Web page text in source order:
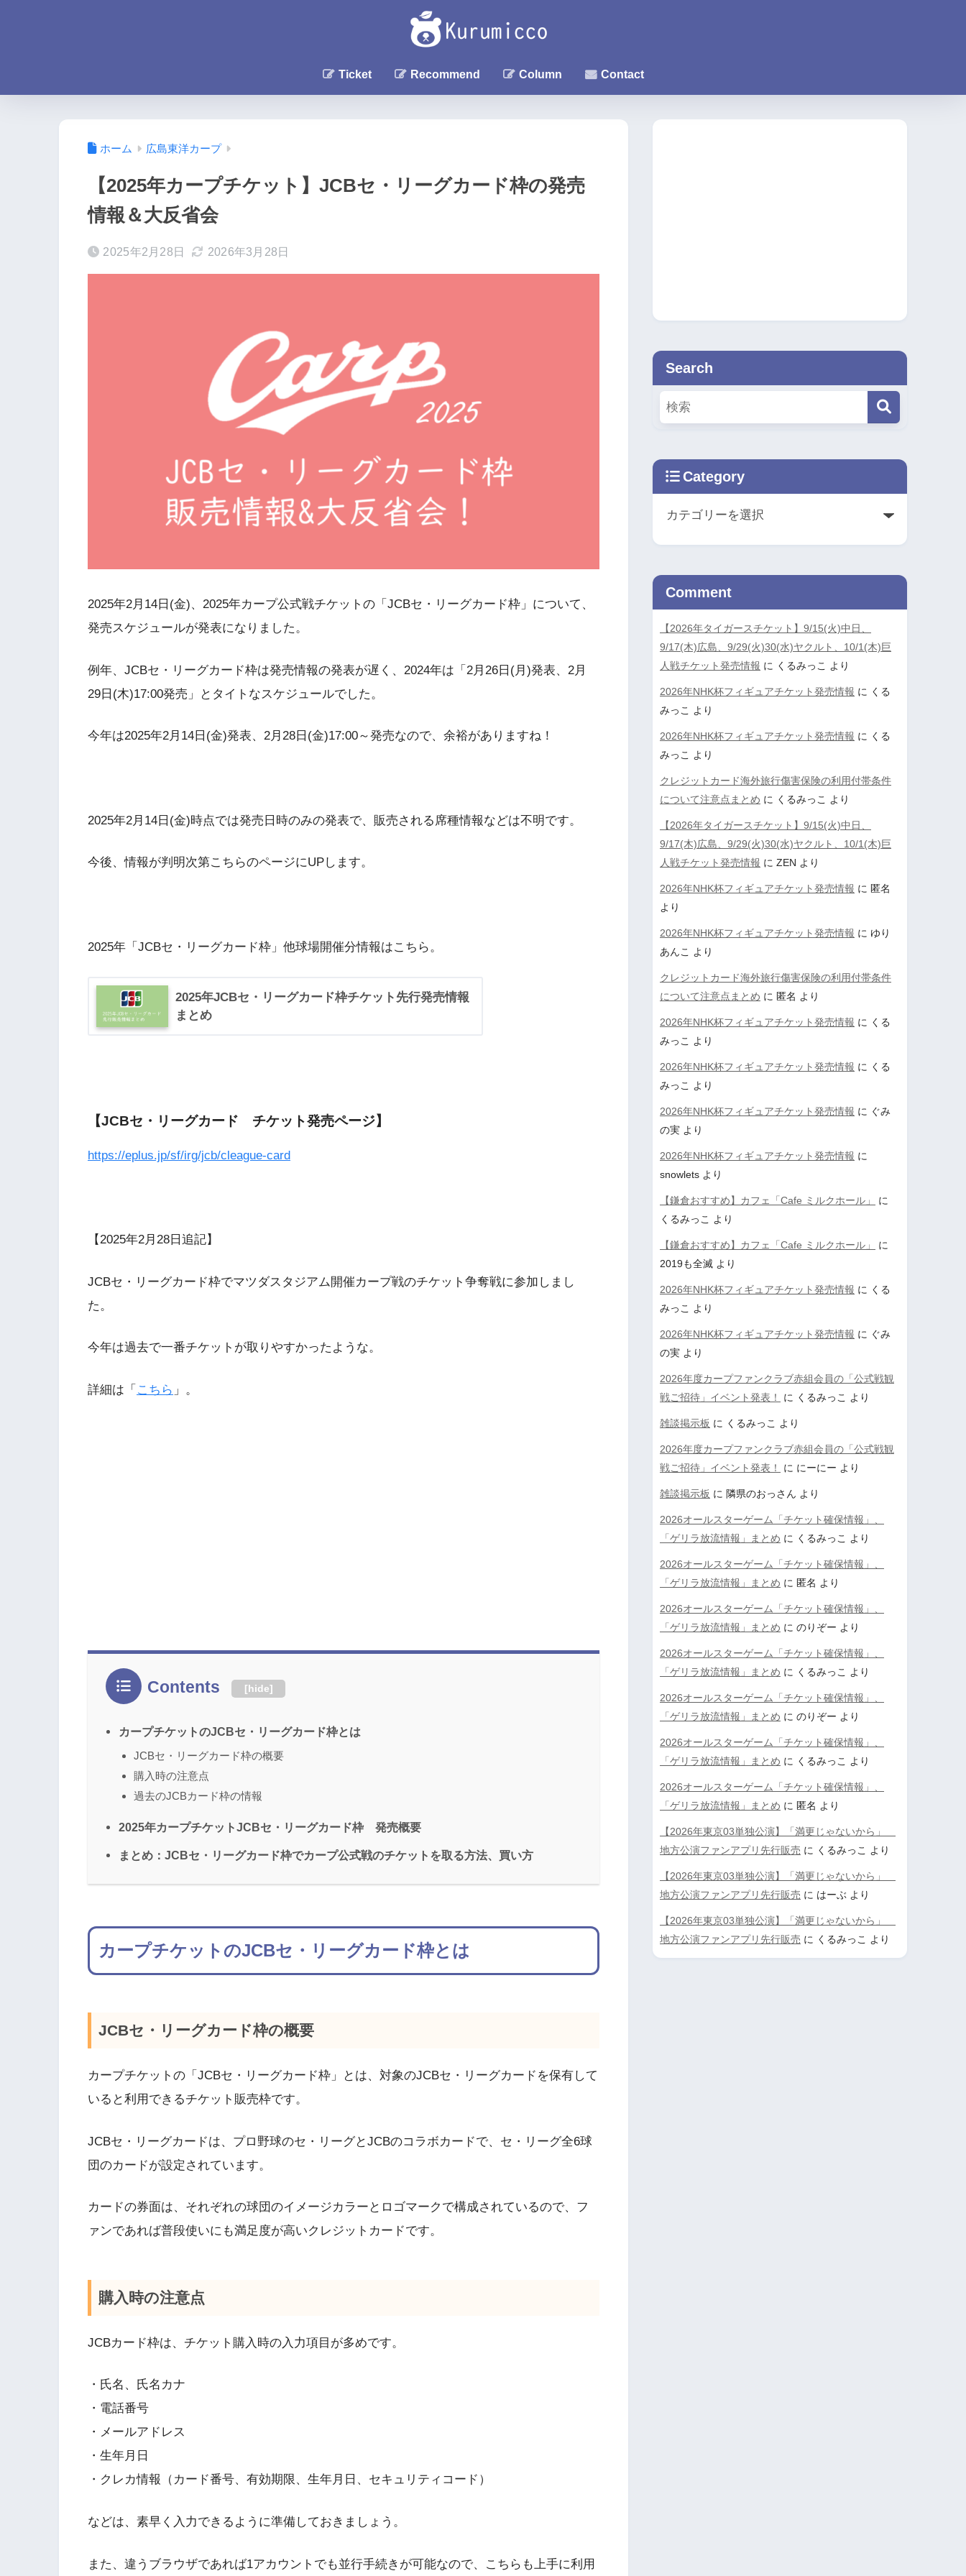
Ticket Recommend Column Contact
ホーム 広島東洋カープ
【2025年カープチケット】JCBセ・リーグカード枠の発売
情報＆大反省会
2025年2月28日 2026年3月28日
2025年2月14日(金)、2025年カープ公式戦チケットの「JCBセ・リーグカード枠」について、
発売スケジュールが発表になりました。
例年、JCBセ・リーグカード枠は発売情報の発表が遅く、2024年は「2月26日(月)発表、2月
29日(木)17:00発売」とタイトなスケジュールでした。
今年は2025年2月14日(金)発表、2月28日(金)17:00～発売なので、余裕がありますね！
2025年2月14日(金)時点では発売日時のみの発表で、販売される席種情報などは不明です。
今後、情報が判明次第こちらのページにUPします。
2025年「JCBセ・リーグカード枠」他球場開催分情報はこちら。
2025年JCBセ・リーグカード枠チケット先行発売情報
まとめ
【JCBセ・リーグカード チケット発売ページ】
https://eplus.jp/sf/irg/jcb/cleague-card
【2025年2月28日追記】
JCBセ・リーグカード枠でマツダスタジアム開催カープ戦のチケット争奪戦に参加しまし
た。
今年は過去で一番チケットが取りやすかったような。
詳細は「 こちら 」。
Contents [hide]
カープチケットのJCBセ・リーグカード枠とは
JCBセ・リーグカード枠の概要
購入時の注意点
過去のJCBカード枠の情報
2025年カープチケットJCBセ・リーグカード枠 発売概要
まとめ：JCBセ・リーグカード枠でカープ公式戦のチケットを取る方法、買い方
カープチケットのJCBセ・リーグカード枠とは
JCBセ・リーグカード枠の概要
カープチケットの「JCBセ・リーグカード枠」とは、対象のJCBセ・リーグカードを保有して
いると利用できるチケット販売枠です。
JCBセ・リーグカードは、プロ野球のセ・リーグとJCBのコラボカードで、セ・リーグ全6球
団のカードが設定されています。
カードの券面は、それぞれの球団のイメージカラーとロゴマークで構成されているので、フ
ァンであれば普段使いにも満足度が高いクレジットカードです。
購入時の注意点
JCBカード枠は、チケット購入時の入力項目が多めです。
・氏名、氏名カナ
・電話番号
・メールアドレス
・生年月日
・クレカ情報（カード番号、有効期限、生年月日、セキュリティコード）
などは、素早く入力できるように準備しておきましょう。
また、違うブラウザであれば1アカウントでも並行手続きが可能なので、こちらも上手に利用
Search
Category
Comment
【2026年タイガースチケット】9/15(火)中日、
9/17(木)広島、9/29(火)30(水)ヤクルト、10/1(木)巨
人戦チケット発売情報 に くるみっこ より
2026年NHK杯フィギュアチケット発売情報 に くる
みっこ より
2026年NHK杯フィギュアチケット発売情報 に くる
みっこ より
クレジットカード海外旅行傷害保険の利用付帯条件
について注意点まとめ に くるみっこ より
【2026年タイガースチケット】9/15(火)中日、
9/17(木)広島、9/29(火)30(水)ヤクルト、10/1(木)巨
人戦チケット発売情報 に ZEN より
2026年NHK杯フィギュアチケット発売情報 に 匿名
より
2026年NHK杯フィギュアチケット発売情報 に ゆり
あんこ より
クレジットカード海外旅行傷害保険の利用付帯条件
について注意点まとめ に 匿名 より
2026年NHK杯フィギュアチケット発売情報 に くる
みっこ より
2026年NHK杯フィギュアチケット発売情報 に くる
みっこ より
2026年NHK杯フィギュアチケット発売情報 に ぐみ
の実 より
2026年NHK杯フィギュアチケット発売情報 に
snowlets より
【鎌倉おすすめ】カフェ「Cafe ミルクホール」
に
くるみっこ より
【鎌倉おすすめ】カフェ「Cafe ミルクホール」
に
2019も全滅 より
2026年NHK杯フィギュアチケット発売情報 に くる
みっこ より
2026年NHK杯フィギュアチケット発売情報 に ぐみ
の実 より
2026年度カープファンクラブ赤組会員の「公式戦観
戦ご招待」イベント発表！
に くるみっこ より
雑談掲示板 に くるみっこ より
2026年度カープファンクラブ赤組会員の「公式戦観
戦ご招待」イベント発表！
に にーにー より
雑談掲示板 に 隣県のおっさん より
2026オールスターゲーム「チケット確保情報」、
「ゲリラ放流情報」まとめ に くるみっこ より
2026オールスターゲーム「チケット確保情報」、
「ゲリラ放流情報」まとめ に 匿名 より
2026オールスターゲーム「チケット確保情報」、
「ゲリラ放流情報」まとめ に のりぞー より
2026オールスターゲーム「チケット確保情報」、
「ゲリラ放流情報」まとめ に くるみっこ より
2026オールスターゲーム「チケット確保情報」、
「ゲリラ放流情報」まとめ に のりぞー より
2026オールスターゲーム「チケット確保情報」、
「ゲリラ放流情報」まとめ に くるみっこ より
2026オールスターゲーム「チケット確保情報」、
「ゲリラ放流情報」まとめ に 匿名 より
【2026年東京03単独公演】「満更じゃないから」
地方公演ファンアプリ先行販売 に くるみっこ より
【2026年東京03単独公演】「満更じゃないから」
地方公演ファンアプリ先行販売 に はーぶ より
【2026年東京03単独公演】「満更じゃないから」
地方公演ファンアプリ先行販売 に くるみっこ より